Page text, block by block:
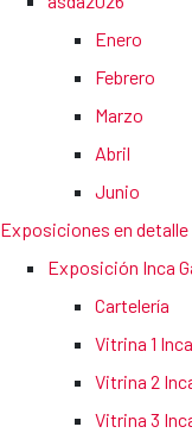
Enero
Febrero
Marzo
Abril
Junio
Exposiciones en detalle
Exposición Inca
Cartelería
Vitrina 1
Vitrina 2
Vitrina 3